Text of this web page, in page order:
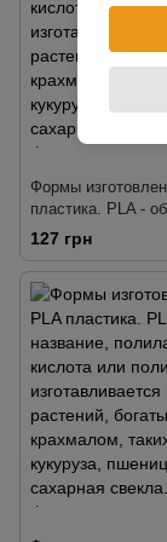
Формы
пластика. PLA -
название,
кислота или
изготавливается
богатых
кукуруза, пшеница
свекла. Наши
тщательно
детализа
127 грн